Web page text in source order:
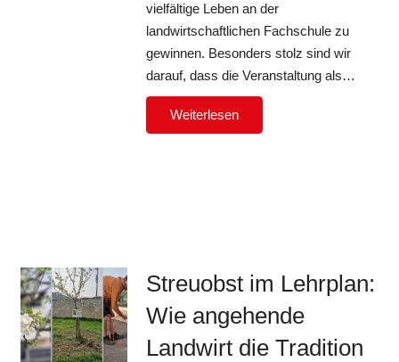
vielfältige Leben an der
landwirtschaftlichen Fachschule zu
gewinnen. Besonders stolz sind wir
darauf, dass die Veranstaltung als…
Weiterlesen
Streuobst im Lehrplan:
Wie angehende
Landwirt die Tradition